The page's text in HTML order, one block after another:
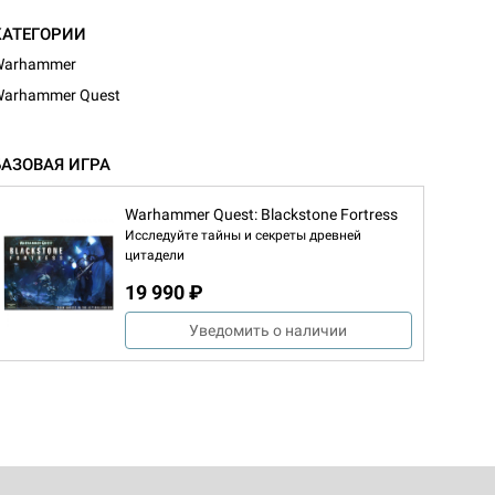
Quest
ИГРА
Warhammer Quest: Blackstone Fortress
Исследуйте тайны и секреты древней
цитадели
19 990 ₽
Уведомить о наличии
Монстры